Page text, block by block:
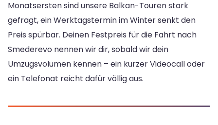
Monatsersten sind unsere Balkan-Touren stark
gefragt, ein Werktagstermin im Winter senkt den
Preis spürbar. Deinen Festpreis für die Fahrt nach
Smederevo nennen wir dir, sobald wir dein
Umzugsvolumen kennen – ein kurzer Videocall oder
ein Telefonat reicht dafür völlig aus.